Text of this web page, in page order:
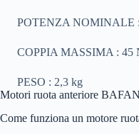
POTENZA NOMINALE
COPPIA MASSIMA : 45
PESO : 2,3 kg
Motori ruota anteriore
Come funziona un motore